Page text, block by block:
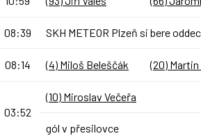
08:39 SKH METEOR Plzeň si bere
08:14 (4) Miloš Beleščák (20)
03:52
(10) Miroslav Večeřa
gól v přesilovce